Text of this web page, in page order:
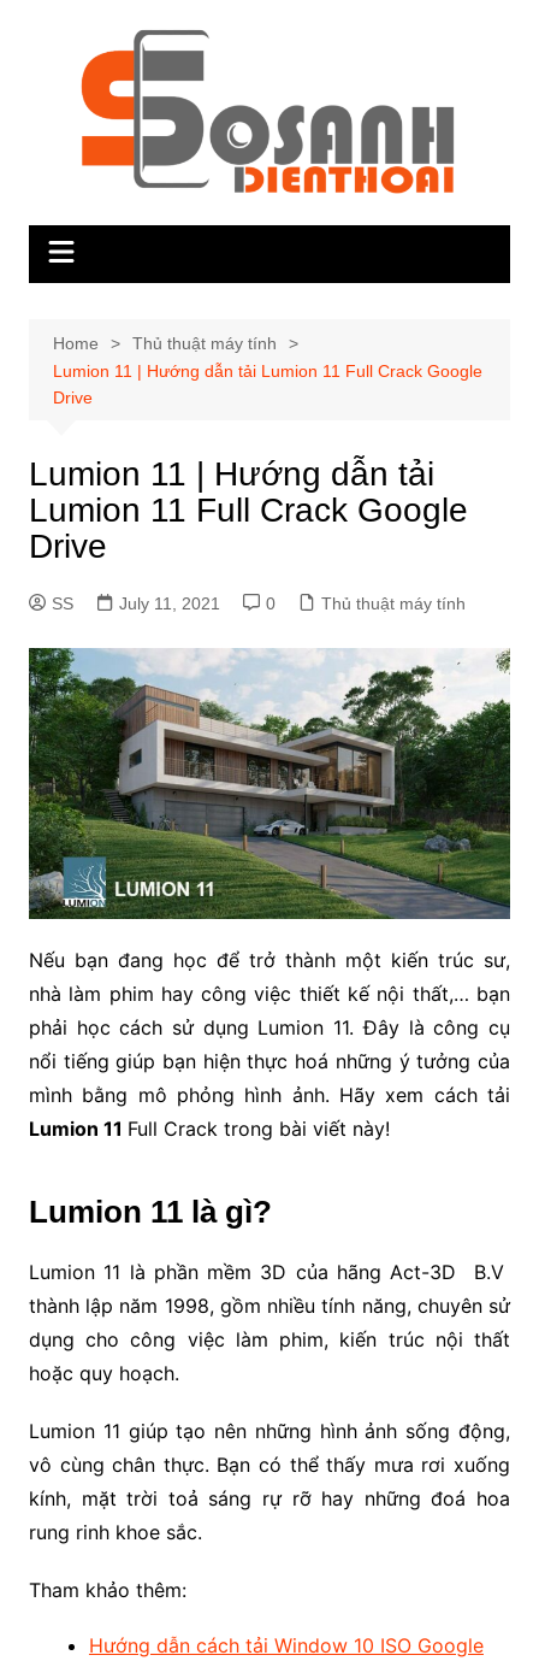
Home
Thủ thuật máy tính
Lumion 11 | Hướng dẫn tải Lumion 11 Full Crack Google
Drive
Lumion 11 | Hướng dẫn tải
Lumion 11 Full Crack Google
Drive
SS July 11, 2021 0 Thủ thuật máy tính
Nếu bạn đang học để trở thành một kiến trúc sư,
nhà làm phim hay công việc thiết kế nội thất,… bạn
phải học cách sử dụng Lumion 11. Đây là công cụ
nổi tiếng giúp bạn hiện thực hoá những ý tưởng của
mình bằng mô phỏng hình ảnh. Hãy xem cách tải
Lumion 11 Full Crack trong bài viết này!
Lumion 11 là gì?
Lumion 11 là phần mềm 3D của hãng Act-3D B.V
thành lập năm 1998, gồm nhiều tính năng, chuyên sử
dụng cho công việc làm phim, kiến trúc nội thất
hoặc quy hoạch.
Lumion 11 giúp tạo nên những hình ảnh sống động,
vô cùng chân thực. Bạn có thể thấy mưa rơi xuống
kính, mặt trời toả sáng rự rỡ hay những đoá hoa
rung rinh khoe sắc.
Tham khảo thêm:
Hướng dẫn cách tải Window 10 ISO Google